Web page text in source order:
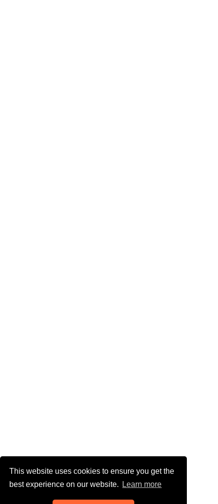
This website uses cookies to ensure you get the
best experience on our website.
Learn more